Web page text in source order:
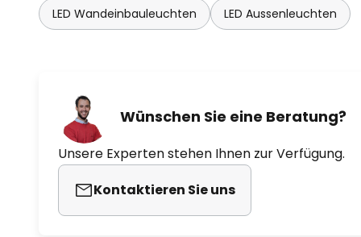
LED Wandeinbauleuchten LED Aussenleuchten
Wünschen Sie eine Beratung?
Unsere Experten stehen Ihnen zur Verfügung.
Kontaktieren Sie uns